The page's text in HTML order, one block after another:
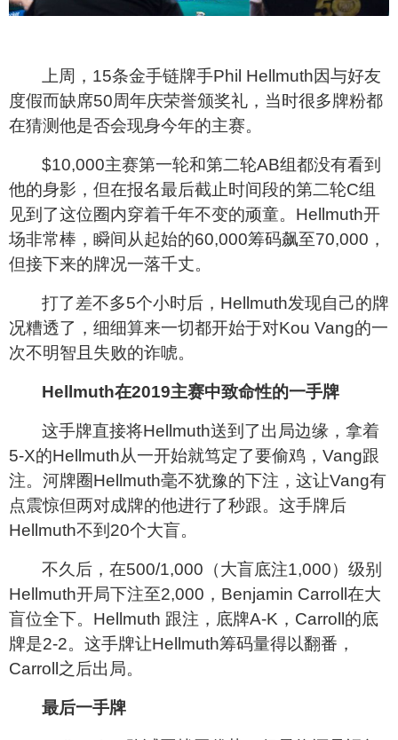
上周，15条金手链牌手Phil Hellmuth因与好友
度假而缺席50周年庆荣誉颁奖礼，当时很多牌粉都
在猜测他是否会现身今年的主赛。
$10,000主赛第一轮和第二轮AB组都没有看到
他的身影，但在报名最后截止时间段的第二轮C组
见到了这位圈内穿着千年不变的顽童。Hellmuth开
场非常棒，瞬间从起始的60,000筹码飙至70,000，
但接下来的牌况一落千丈。
打了差不多5个小时后，Hellmuth发现自己的牌
况糟透了，细细算来一切都开始于对Kou Vang的一
次不明智且失败的诈唬。
Hellmuth在2019主赛中致命性的一手牌
这手牌直接将Hellmuth送到了出局边缘，拿着
5-X的Hellmuth从一开始就笃定了要偷鸡，Vang跟
注。河牌圈Hellmuth毫不犹豫的下注，这让Vang有
点震惊但两对成牌的他进行了秒跟。这手牌后
Hellmuth不到20个大盲。
不久后，在500/1,000（大盲底注1,000）级别
Hellmuth开局下注至2,000，Benjamin Carroll在大
盲位全下。Hellmuth 跟注，底牌A-K，Carroll的底
牌是2-2。这手牌让Hellmuth筹码量得以翻番，
Carroll之后出局。
最后一手牌